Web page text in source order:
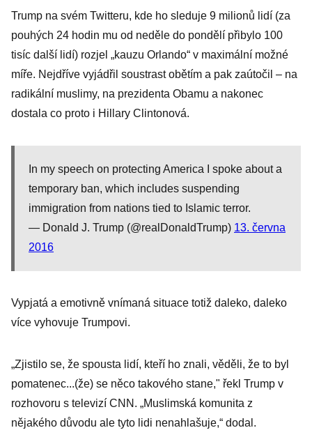
Trump na svém Twitteru, kde ho sleduje 9 milionů lidí (za
pouhých 24 hodin mu od neděle do pondělí přibylo 100
tisíc další lidí) rozjel „kauzu Orlando“ v maximální možné
míře. Nejdříve vyjádřil soustrast obětím a pak zaútočil – na
radikální muslimy, na prezidenta Obamu a nakonec
dostala co proto i Hillary Clintonová.
In my speech on protecting America I spoke about a
temporary ban, which includes suspending
immigration from nations tied to Islamic terror.
— Donald J. Trump (@realDonaldTrump) 13. června
2016
Vypjatá a emotivně vnímaná situace totiž daleko, daleko
více vyhovuje Trumpovi.
„Zjistilo se, že spousta lidí, kteří ho znali, věděli, že to byl
pomatenec...(že) se něco takového stane," řekl Trump v
rozhovoru s televizí CNN. „Muslimská komunita z
nějakého důvodu ale tyto lidi nenahlašuje,“ dodal.